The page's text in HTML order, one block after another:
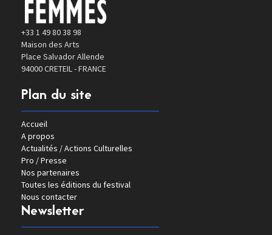
+33 1 49 80 38 98
Maison des Arts
Place Salvador Allende
94000 CRETEIL - FRANCE
Plan du site
Accueil
A propos
Actualités / Actions Culturelles
Pro / Presse
Nos partenaires
Toutes les éditions du festival
Nous contacter
Newsletter